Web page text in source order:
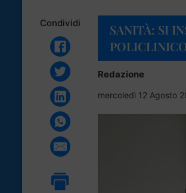
Condividi
SANITÀ: SI
Redazione
mercoledì 12 Agosto